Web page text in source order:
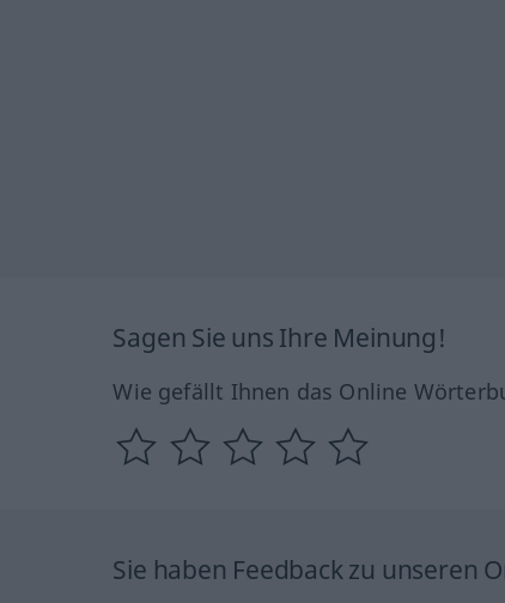
Sagen Sie uns Ihre Meinung!
Wie gefällt Ihnen das Online
Sie haben Feedback zu unseren